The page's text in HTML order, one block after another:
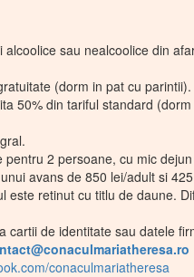
sau nealcoolice din
(dorm in pat cu parintii).
50% din tariful standard
2 persoane, cu mic
avans de 850 lei/adult si
este retinut cu titlu de daune.
cartii de identitate sau datele
conaculmariatheresa